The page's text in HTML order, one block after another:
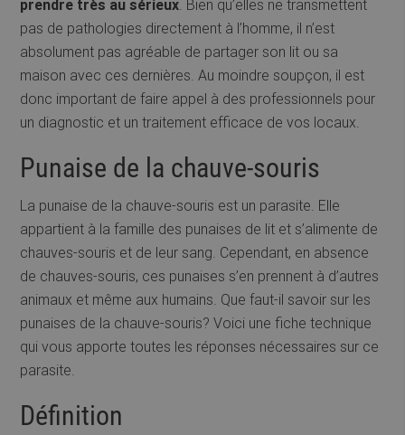
prendre très au sérieux . Bien qu’elles ne transmettent
pas de pathologies directement à l’homme, il n’est
absolument pas agréable de partager son lit ou sa
maison avec ces dernières. Au moindre soupçon, il est
donc important de faire appel à des professionnels pour
un diagnostic et un traitement efficace de vos locaux.
Punaise de la chauve-souris
La punaise de la chauve-souris est un parasite. Elle
appartient à la famille des punaises de lit et s’alimente de
chauves-souris et de leur sang. Cependant, en absence
de chauves-souris, ces punaises s’en prennent à d’autres
animaux et même aux humains. Que faut-il savoir sur les
punaises de la chauve-souris? Voici une fiche technique
qui vous apporte toutes les réponses nécessaires sur ce
parasite.
Définition